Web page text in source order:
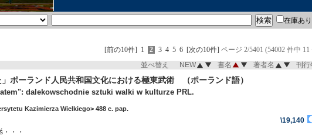
在庫あり
[前の10件] 1 2 3 4 5 6 [次の10件] ページ 2/5401 (54002 件中
並べ替え NEW 書名 著者名 刊行
」ポーランド人民共和国文化における極東武術 （ポーランド語）
dalekowschodnie sztuki walki w kulturze PRL.
Kazimierza Wielkiego> 488 c. pap.
\19,140
・・